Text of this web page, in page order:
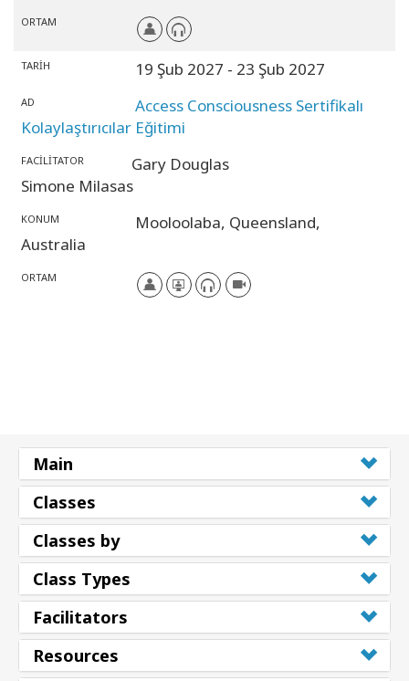
ORTAM
TARIH 19 Şub 2027 - 23 Şub 2027
AD
Access Consciousness Sertifikalı
Kolaylaştırıcılar Eğitimi
FACILITATOR
Gary Douglas
Simone Milasas
KONUM Mooloolaba, Queensland,
Australia
ORTAM
Main
Classes
Classes by
Class Types
Facilitators
Resources